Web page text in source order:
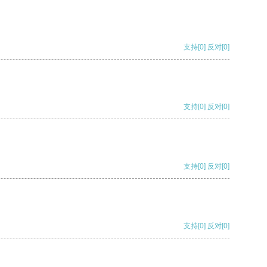
支持[0] 反对[0]
支持[0] 反对[0]
支持[0] 反对[0]
支持[0] 反对[0]